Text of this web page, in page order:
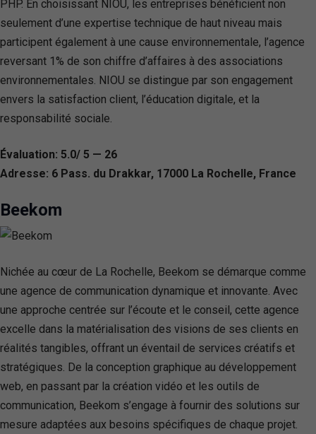
PHP. En choisissant NIOU, les entreprises bénéficient non
seulement d’une expertise technique de haut niveau mais
participent également à une cause environnementale, l’agence
reversant 1% de son chiffre d’affaires à des associations
environnementales. NIOU se distingue par son engagement
envers la satisfaction client, l’éducation digitale, et la
responsabilité sociale.
Évaluation: 5.0/ 5 — 26
Adresse: 6 Pass. du Drakkar, 17000 La Rochelle, France
Beekom
Nichée au cœur de La Rochelle, Beekom se démarque comme
une agence de communication dynamique et innovante. Avec
une approche centrée sur l’écoute et le conseil, cette agence
excelle dans la matérialisation des visions de ses clients en
réalités tangibles, offrant un éventail de services créatifs et
stratégiques. De la conception graphique au développement
web, en passant par la création vidéo et les outils de
communication, Beekom s’engage à fournir des solutions sur
mesure adaptées aux besoins spécifiques de chaque projet.